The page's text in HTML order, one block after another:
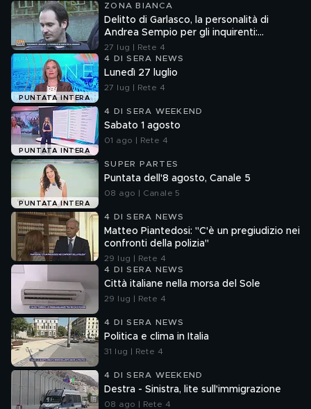
ZONA BIANCA
Delitto di Garlasco, la personalità di
Andrea Sempio per gli inquirenti:
"Ossessionato e bugiardo"
27 lug | Rete 4
PUNTATA INTERA
4 DI SERA NEWS
Lunedì 27 luglio
27 lug | Rete 4
PUNTATA INTERA
4 DI SERA WEEKEND
Sabato 1 agosto
01 ago | Rete 4
PUNTATA INTERA
SUPER PARTES
Puntata dell'8 agosto, Canale 5
08 ago | Canale 5
4 DI SERA NEWS
Matteo Piantedosi: "C'è un pregiudizio nei
confronti della polizia"
29 lug | Rete 4
4 DI SERA NEWS
Città italiane nella morsa del Sole
29 lug | Rete 4
4 DI SERA NEWS
Politica e clima in Italia
31 lug | Rete 4
4 DI SERA WEEKEND
Destra - Sinistra, lite sull'immigrazione
08 ago | Rete 4